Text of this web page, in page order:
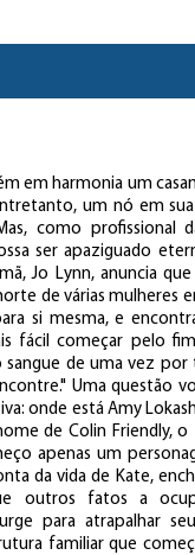
em harmonia um
um nó em
como profissional
ser apaziguado
Jo Lynn, anuncia que
de várias mulheres
si mesma, e
fácil começar pelo
de uma vez por
Uma questão
onde está Amy
de Colin Friendly,
apenas um
da vida de Kate,
outros fatos a
para atrapalhar
familiar que